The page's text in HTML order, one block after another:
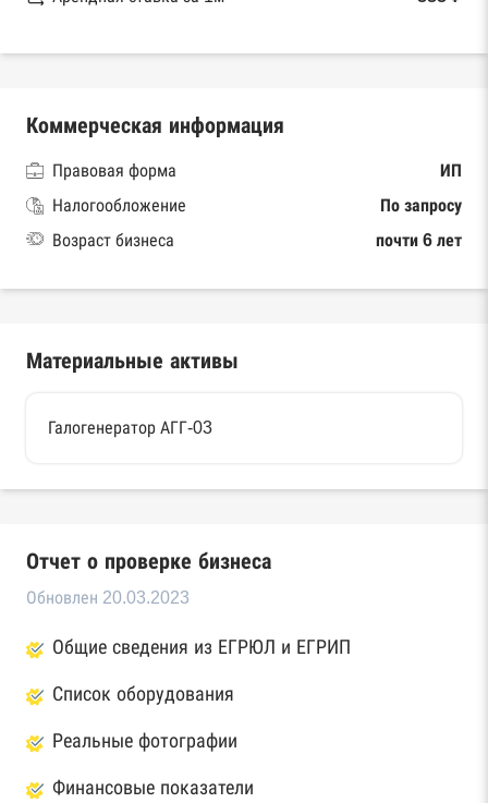
Коммерческая информация
Правовая форма
ИП
Налогообложение
По запросу
Возраст бизнеса
почти 6 лет
Материальные активы
Галогенератор АГГ-03
Отчет о проверке бизнеса
Обновлен 20.03.2023
Общие сведения из ЕГРЮЛ и ЕГРИП
Список оборудования
Реальные фотографии
Финансовые показатели